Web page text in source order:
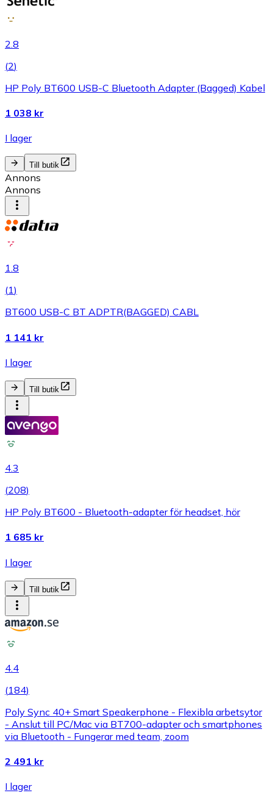
2.8
(2)
HP Poly BT600 USB-C Bluetooth Adapter (Bagged) Kabel
1 038 kr
I lager
Till butik
Annons
Annons
1.8
(1)
BT600 USB-C BT ADPTR(BAGGED) CABL
1 141 kr
I lager
Till butik
4.3
(208)
HP Poly BT600 - Bluetooth-adapter för headset, hör
1 685 kr
I lager
Till butik
4.4
(184)
Poly Sync 40+ Smart Speakerphone - Flexibla arbetsytor
- Anslut till PC/Mac via BT700-adapter och smartphones
via Bluetooth - Fungerar med team, zoom
2 491 kr
I lager